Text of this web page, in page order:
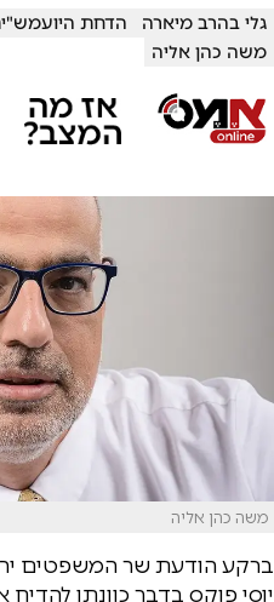
גלי בהרב מיארה הדחת
משה כהן אליה
משה כהן אליה
ברקע הודעת שר המשפטים
יוסי פוקס בדבר כוונתו